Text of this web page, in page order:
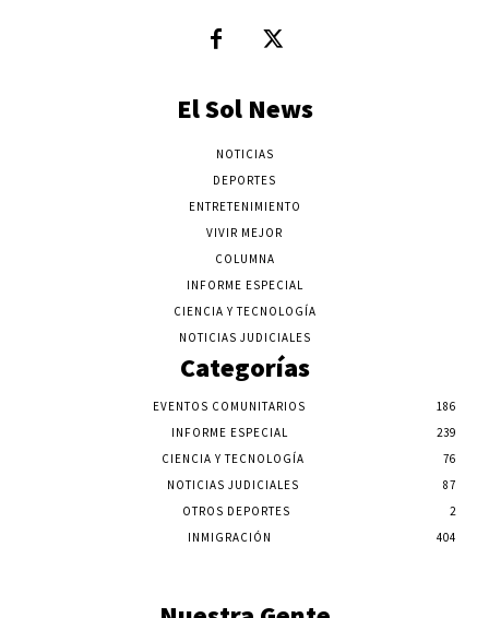
El Sol News
NOTICIAS
DEPORTES
ENTRETENIMIENTO
VIVIR MEJOR
COLUMNA
INFORME ESPECIAL
CIENCIA Y TECNOLOGÍA
NOTICIAS JUDICIALES
Categorías
EVENTOS COMUNITARIOS
186
INFORME ESPECIAL
239
CIENCIA Y TECNOLOGÍA
76
NOTICIAS JUDICIALES
87
OTROS DEPORTES
2
INMIGRACIÓN
404